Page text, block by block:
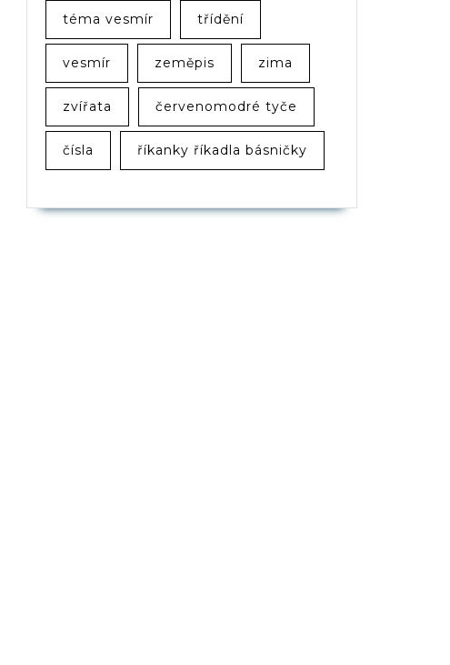
téma vesmír třídění
vesmír zeměpis zima
zvířata červenomodré tyče
čísla říkanky říkadla básničky